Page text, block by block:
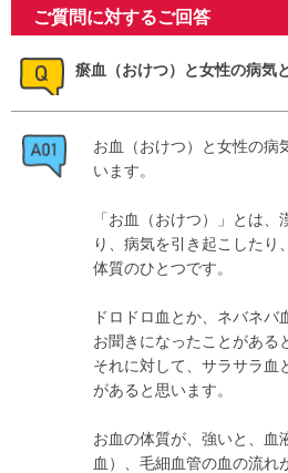
ご質問に対するご回答
瘀血（おけつ）と女性の病気
お血（おけつ）と女性の病
います。
「お血（おけつ）」とは
り、病気を引き起こしたり
体質のひとつです。
ドロドロ血とか、ネバネ
お聞きになったことがある
それに対して、サラサラ血
があると思います。
お血の体質が、強いと、血
血）、毛細血管の血の流れ